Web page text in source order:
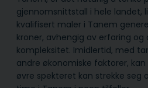
gjennomsnittstall i hele landet,
kvalifisert maler i Tanem
kroner, avhengig av erfaring og
kompleksitet. Imidlertid, med
andre økonomiske faktorer,
øvre spekteret kan strekke seg